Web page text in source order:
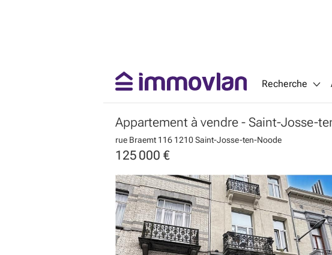
Recherche
Appartement à vendre - Saint-Josse-
rue Braemt 116 1210 Saint-Josse-ten-Noode
125 000 €